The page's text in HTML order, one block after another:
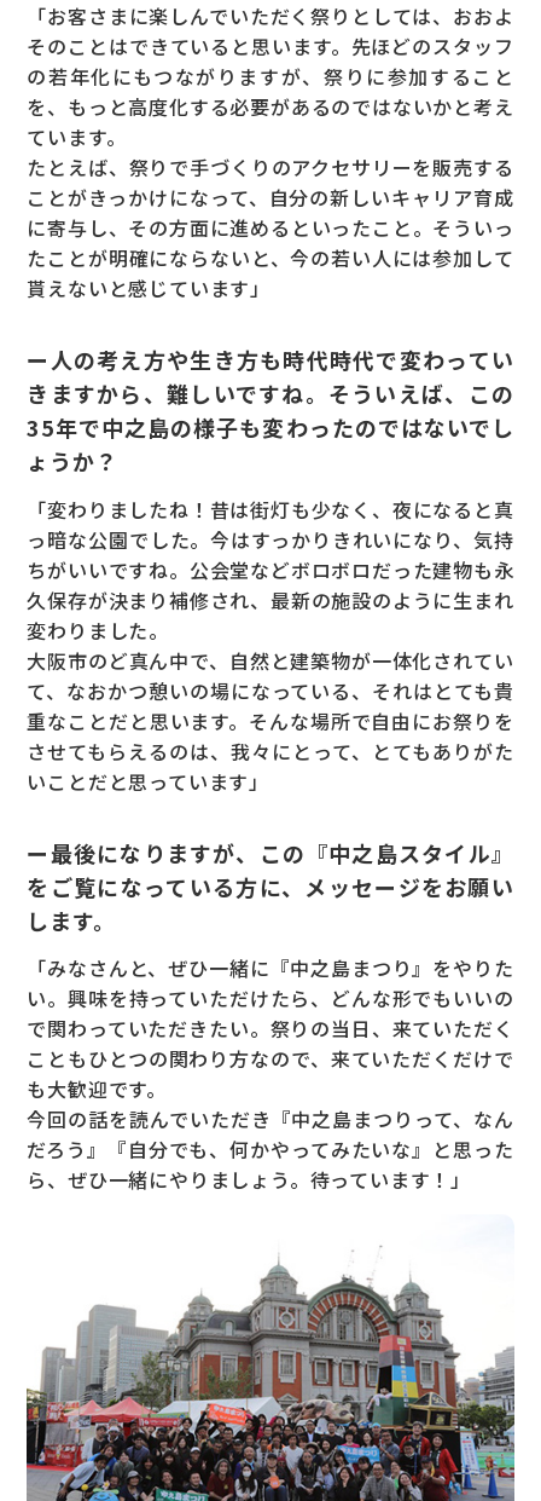
「お客さまに楽しんでいただく祭りとしては、おおよ
そのことはできていると思います。先ほどのスタッフ
の若年化にもつながりますが、祭りに参加すること
を、もっと高度化する必要があるのではないかと考え
ています。
たとえば、祭りで手づくりのアクセサリーを販売する
ことがきっかけになって、自分の新しいキャリア育成
に寄与し、その方面に進めるといったこと。そういっ
たことが明確にならないと、今の若い人には参加して
貰えないと感じています」
ー人の考え方や生き方も時代時代で変わってい
きますから、難しいですね。そういえば、この
35年で中之島の様子も変わったのではないでし
ょうか？
「変わりましたね！昔は街灯も少なく、夜になると真
っ暗な公園でした。今はすっかりきれいになり、気持
ちがいいですね。公会堂などボロボロだった建物も永
久保存が決まり補修され、最新の施設のように生まれ
変わりました。
大阪市のど真ん中で、自然と建築物が一体化されてい
て、なおかつ憩いの場になっている、それはとても貴
重なことだと思います。そんな場所で自由にお祭りを
させてもらえるのは、我々にとって、とてもありがた
いことだと思っています」
ー最後になりますが、この『中之島スタイル』
をご覧になっている方に、メッセージをお願い
します。
「みなさんと、ぜひ一緒に『中之島まつり』をやりた
い。興味を持っていただけたら、どんな形でもいいの
で関わっていただきたい。祭りの当日、来ていただく
こともひとつの関わり方なので、来ていただくだけで
も大歓迎です。
今回の話を読んでいただき『中之島まつりって、なん
だろう』『自分でも、何かやってみたいな』と思った
ら、ぜひ一緒にやりましょう。待っています！」